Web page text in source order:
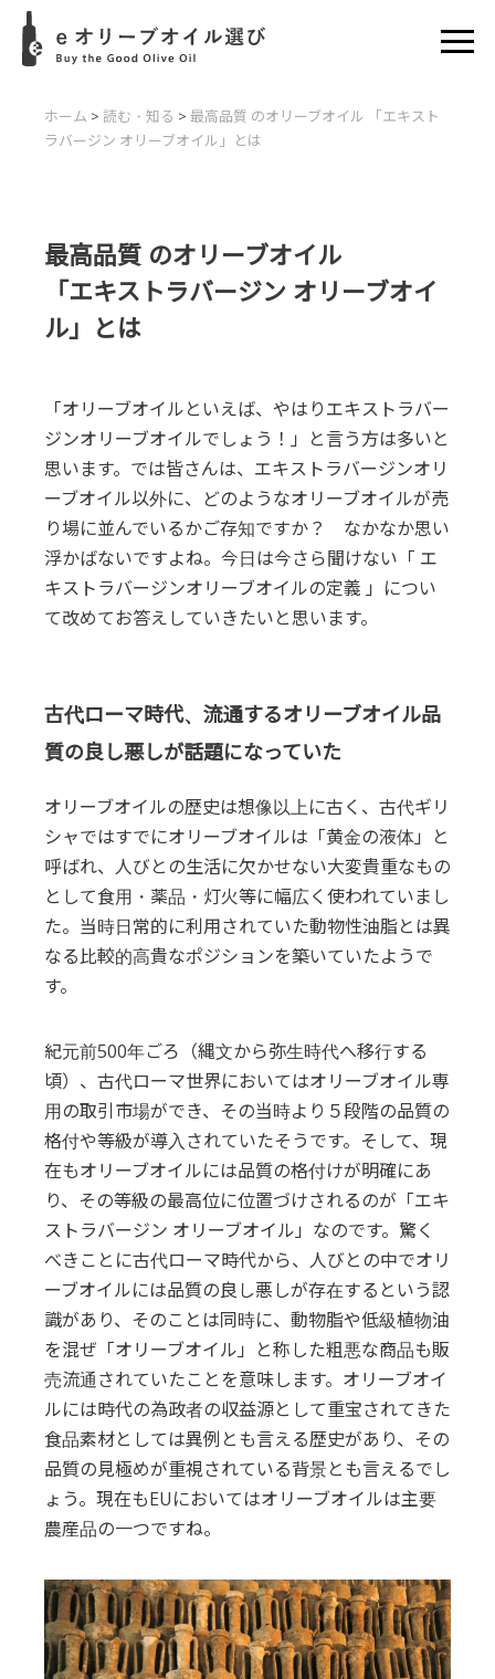
ホーム > 読む・知る > 最高品質 のオリーブオイル
「エキスト
ラバージン オリーブオイル」とは
最高品質 のオリーブオイル
「エキストラバージン オリーブオイ
ル」とは
「オリーブオイルといえば、やはりエキストラバー
ジンオリーブオイルでしょう！」と言う方は多いと
思います。では皆さんは、エキストラバージンオリ
ーブオイル以外に、どのようなオリーブオイルが売
り場に並んでいるかご存知ですか？ なかなか思い
浮かばないですよね。今日は今さら聞けない「 エ
キストラバージンオリーブオイルの定義 」につい
て改めてお答えしていきたいと思います。
古代ローマ時代、流通するオリーブオイル品
質の良し悪しが話題になっていた
オリーブオイルの歴史は想像以上に古く、古代ギリ
シャではすでにオリーブオイルは「黄金の液体」と
呼ばれ、人びとの生活に欠かせない大変貴重なもの
として食用・薬品・灯火等に幅広く使われていまし
た。当時日常的に利用されていた動物性油脂とは異
なる比較的高貴なポジションを築いていたようで
す。
紀元前500年ごろ（縄文から弥生時代へ移行する
頃）、古代ローマ世界においてはオリーブオイル専
用の取引市場ができ、その当時より５段階の品質の
格付や等級が導入されていたそうです。そして、現
在もオリーブオイルには品質の格付けが明確にあ
り、その等級の最高位に位置づけされるのが「エキ
ストラバージン オリーブオイル」なのです。驚く
べきことに古代ローマ時代から、人びとの中でオリ
ーブオイルには品質の良し悪しが存在するという認
識があり、そのことは同時に、動物脂や低級植物油
を混ぜ「オリーブオイル」と称した粗悪な商品も販
売流通されていたことを意味します。オリーブオイ
ルには時代の為政者の収益源として重宝されてきた
食品素材としては異例とも言える歴史があり、その
品質の見極めが重視されている背景とも言えるでし
ょう。現在もEUにおいてはオリーブオイルは主要
農産品の一つですね。